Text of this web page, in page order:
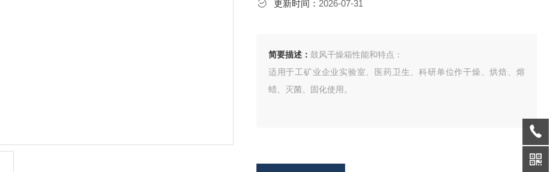
更新时间： 2026-07-31
简要描述： 鼓风干燥箱性能和特点：
适用于工矿业企业实验室、医药卫生、科研单位作干燥、烘焙、熔
蜡、灭菌、固化使用。